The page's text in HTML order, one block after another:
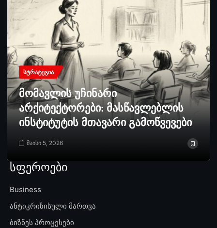
ᲡᲢᲠᲐᲢᲔᲒᲘᲐ
მომავლის უჩინარი
არქიტექტორები: მასწავლებლის
ინსტიტუტის მთავარი გამოწვევები
მაისი 5, 2026
სფეროები
Business
ანტიკრიზისული მართვა
ბიზნეს პროცესები